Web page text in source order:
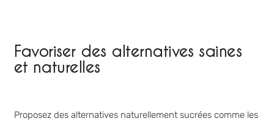
Favoriser des alternatives saines
et naturelles
Proposez des alternatives naturellement sucrées comme les